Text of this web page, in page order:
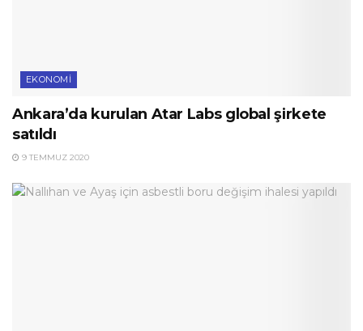
EKONOMI
Ankara’da kurulan Atar Labs global şirkete
satıldı
9 TEMMUZ 2020